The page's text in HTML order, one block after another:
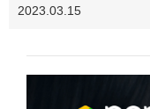
2023.03.15